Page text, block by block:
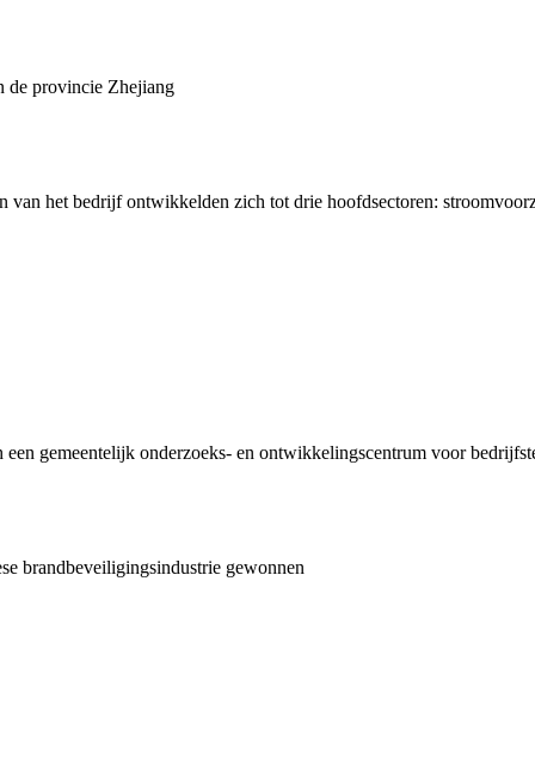
de provincie Zhejiang
het bedrijf ontwikkelden zich tot drie hoofdsectoren:
gemeentelijk onderzoeks- en ontwikkelingscentrum voor
brandbeveiligingsindustrie gewonnen